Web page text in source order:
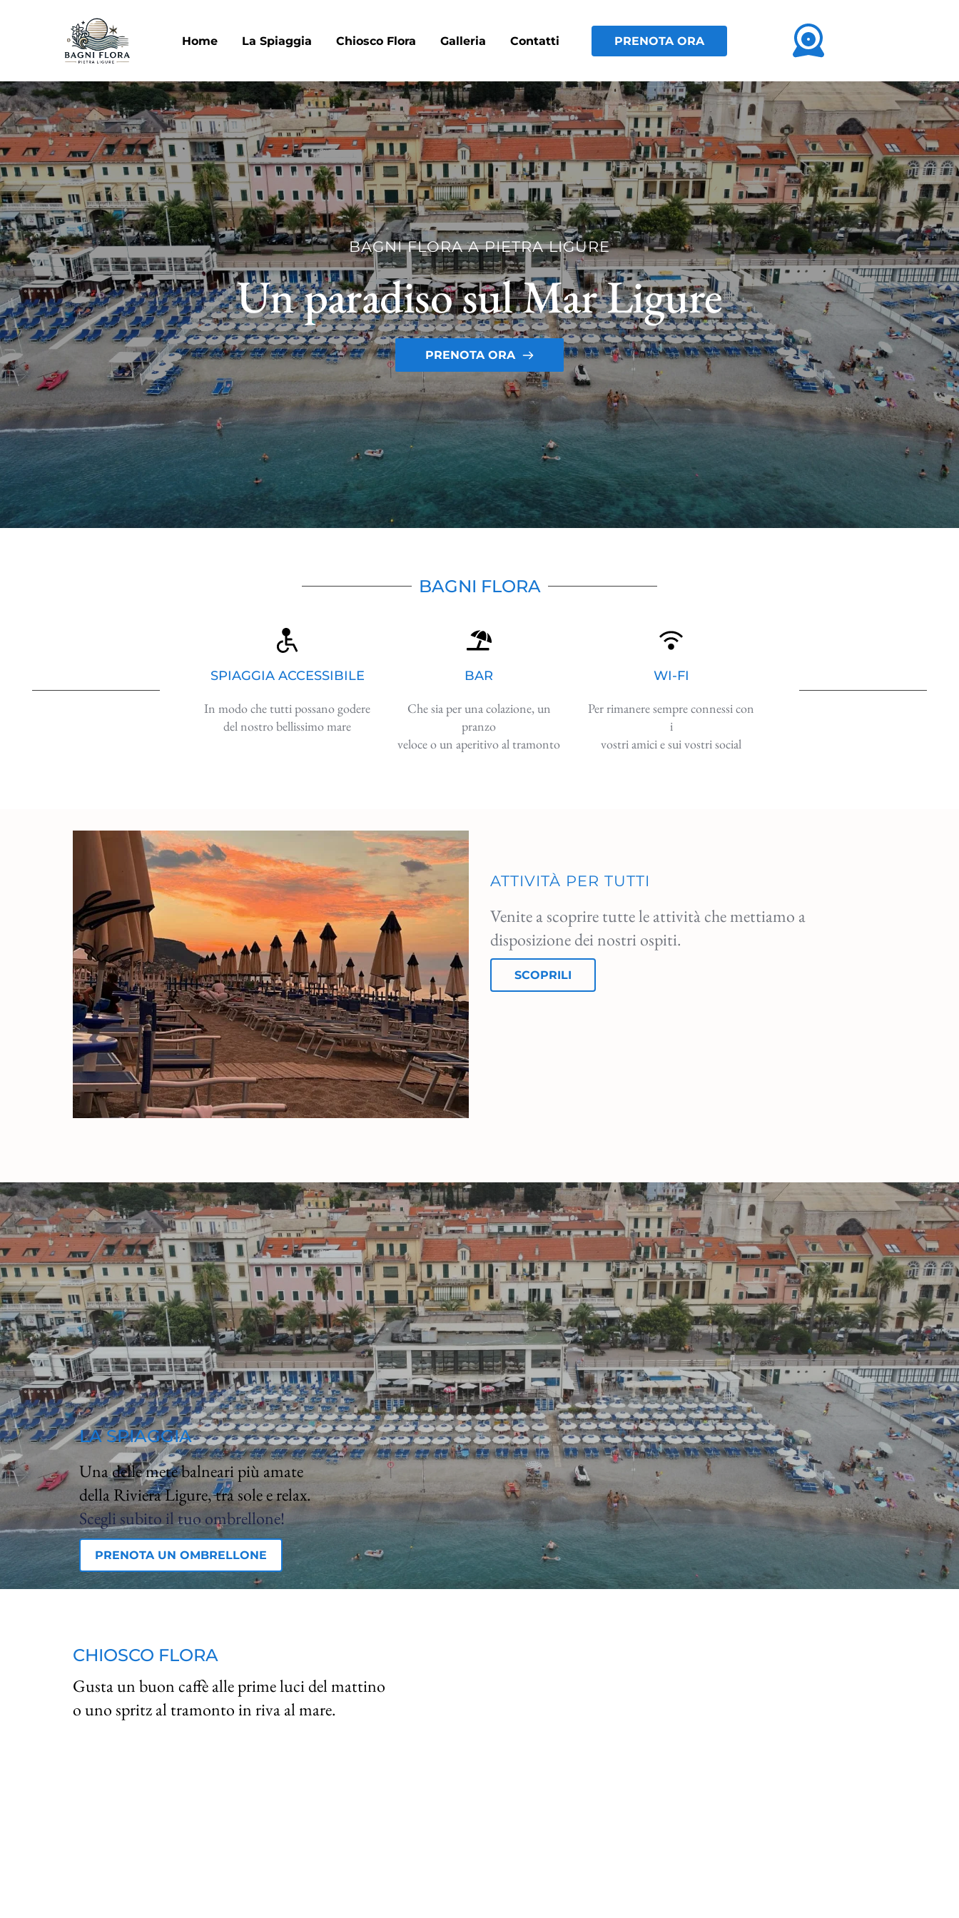
Home La Spiaggia Chiosco Flora Galleria Contatti PRENOTA ORA
BAGNI FLORA A PIETRA LIGURE
Un paradiso sul Mar Ligure
PRENOTA ORA
BAGNI FLORA
SPIAGGIA ACCESSIBILE
In modo che tutti possano godere
del nostro bellissimo mare
BAR
Che sia per una colazione, un
pranzo
veloce o un aperitivo al tramonto
WI-FI
Per rimanere sempre connessi con
i
vostri amici e sui vostri social
ATTIVITÀ PER TUTTI
Venite a scoprire tutte le attività che mettiamo a
disposizione dei nostri ospiti.
SCOPRILI
LA SPIAGGIA
Una delle mete balneari più amate
della Riviera Ligure, tra sole e relax.
Scegli subito il tuo ombrellone!
PRENOTA UN OMBRELLONE
CHIOSCO FLORA
Gusta un buon caffè alle prime luci del mattino
o uno spritz al tramonto in riva al mare.